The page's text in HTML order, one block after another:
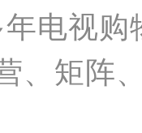
年电视购
、矩阵